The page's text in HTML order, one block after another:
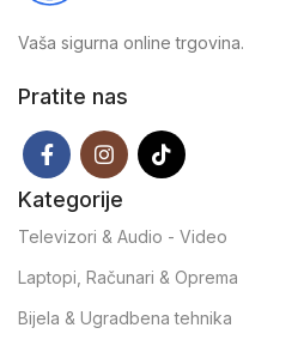
Vaša sigurna online trgovina.
Pratite nas
Kategorije
Televizori & Audio - Video
Laptopi, Računari & Oprema
Bijela & Ugradbena tehnika